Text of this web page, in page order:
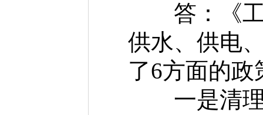
答：《工
供水、供电
了6方面的
一是清理